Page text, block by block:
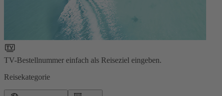
TV-Bestellnummer einfach als Reiseziel eingeben.
Reisekategorie